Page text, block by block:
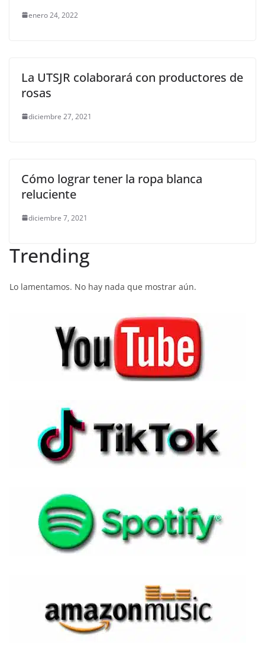
enero 24, 2022
La UTSJR colaborará con productores de
rosas
diciembre 27, 2021
Cómo lograr tener la ropa blanca
reluciente
diciembre 7, 2021
Trending
Lo lamentamos. No hay nada que mostrar aún.